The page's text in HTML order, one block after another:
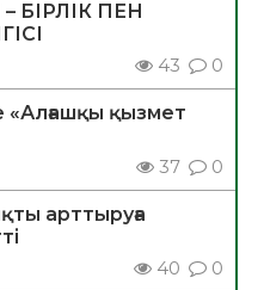
БІРЛІК ПЕН
43 0
«Алғашқы қызмет
37 0
арттыруға
40 0